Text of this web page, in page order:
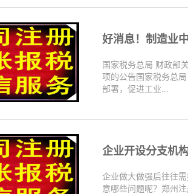
好消息！制造业
国家税务总局 财政部
项的公告国家税务总
部署，促进工业...
企业开设分支机
企业做大做强后往往
意哪些问题呢？郑州